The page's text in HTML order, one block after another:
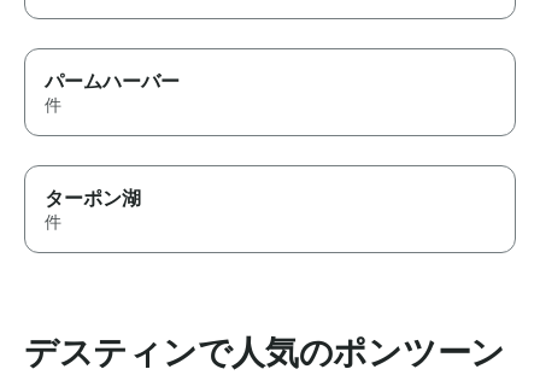
パームハーバー
件
ターポン湖
件
デスティンで人気のポンツーン